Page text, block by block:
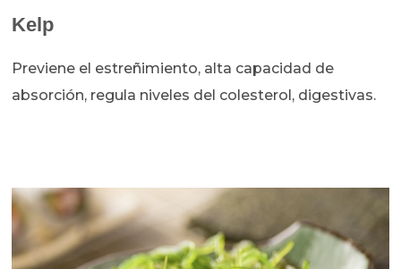
Kelp
Previene el estreñimiento, alta capacidad de
absorción, regula niveles del colesterol, digestivas.